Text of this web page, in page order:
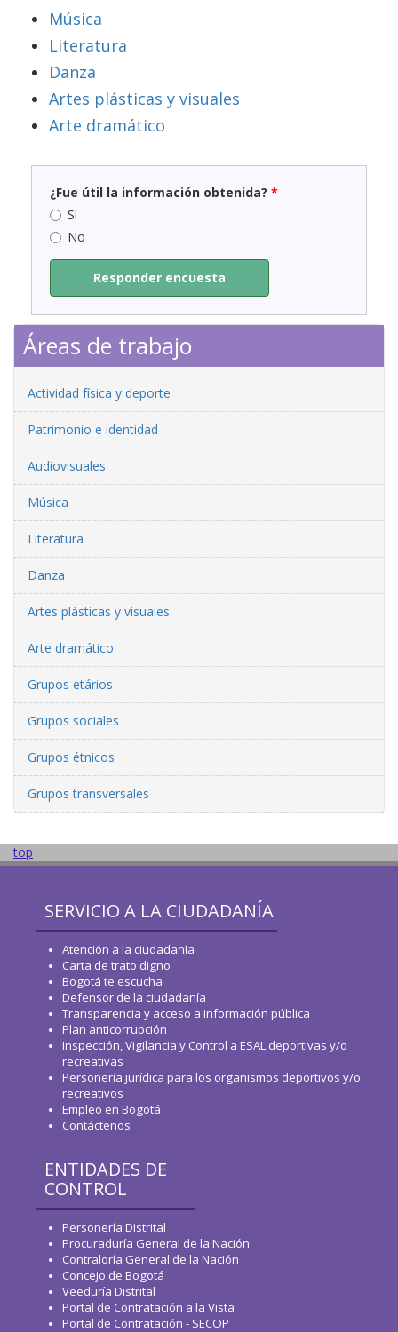
Música
Literatura
Danza
Artes plásticas y visuales
Arte dramático
¿Fue útil la información obtenida? *
Sí
No
Responder encuesta
Áreas de trabajo
Actividad física y deporte
Patrimonio e identidad
Audiovisuales
Música
Literatura
Danza
Artes plásticas y visuales
Arte dramático
Grupos etários
Grupos sociales
Grupos étnicos
Grupos transversales
top
SERVICIO A LA CIUDADANÍA
Atención a la ciudadanía
Carta de trato digno
Bogotá te escucha
Defensor de la ciudadanía
Transparencia y acceso a información pública
Plan anticorrupción
Inspección, Vigilancia y Control a ESAL deportivas y/o
recreativas
Personería jurídica para los organismos deportivos y/o
recreativos
Empleo en Bogotá
Contáctenos
ENTIDADES DE
CONTROL
Personería Distrital
Procuraduría General de la Nación
Contraloría General de la Nación
Concejo de Bogotá
Veeduría Distrital
Portal de Contratación a la Vista
Portal de Contratación - SECOP